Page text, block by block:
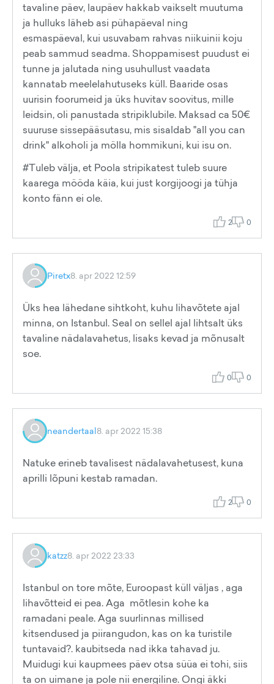
tavaline päev, laupäev hakkab vaikselt muutuma
ja hulluks läheb asi pühapäeval ning
esmaspäeval, kui usuvabam rahvas niikuinii koju
peab sammud seadma. Shoppamisest puudust ei
tunne ja jalutada ning usuhullust vaadata
kannatab meelelahutuseks küll. Baaride osas
uurisin foorumeid ja üks huvitav soovitus, mille
leidsin, oli panustada stripiklubile. Maksad ca 50€
suuruse sissepääsutasu, mis sisaldab "all you can
drink" alkoholi ja mölla hommikuni, kui isu on.
#Tuleb välja, et Poola stripikatest tuleb suure
kaarega mööda käia, kui just korgijoogi ja tühja
konto fänn ei ole.
2 0
Piretx8. apr 2022 12:59
Üks hea lähedane sihtkoht, kuhu lihavõtete ajal
minna, on Istanbul. Seal on sellel ajal lihtsalt üks
tavaline nädalavahetus, lisaks kevad ja mõnusalt
soe.
0 0
neandertaal8. apr 2022 15:38
Natuke erineb tavalisest nädalavahetusest, kuna
aprilli lõpuni kestab ramadan.
2 0
katzz8. apr 2022 23:33
Istanbul on tore mõte, Euroopast küll väljas , aga
lihavõtteid ei pea. Aga mõtlesin kohe ka
ramadani peale. Aga suurlinnas millised
kitsendused ja piirangudon, kas on ka turistile
tuntavaid?. kaubitseda nad ikka tahavad ju.
Muidugi kui kaupmees päev otsa süüa ei tohi, siis
ta on uimane ja pole nii energiline. Ongi äkki